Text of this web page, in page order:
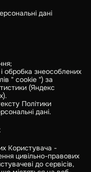
дані
обробка знеособлених
" cookie ") за
(Яндекс
Політики
дані.
Користувача -
цивільно-правових
до сервісів,